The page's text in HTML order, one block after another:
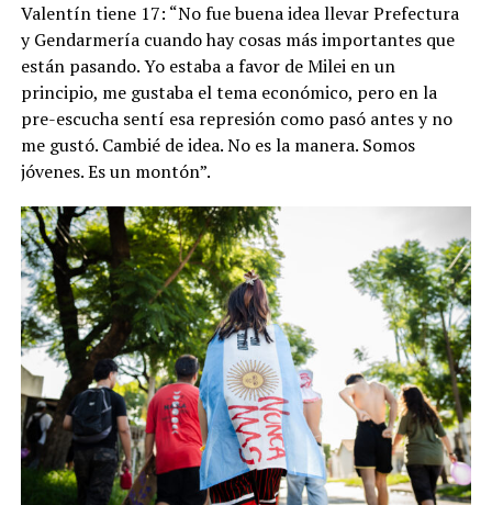
Valentín tiene 17: “No fue buena idea llevar Prefectura
y Gendarmería cuando hay cosas más importantes que
están pasando. Yo estaba a favor de Milei en un
principio, me gustaba el tema económico, pero en la
pre-escucha sentí esa represión como pasó antes y no
me gustó. Cambié de idea. No es la manera. Somos
jóvenes. Es un montón”.